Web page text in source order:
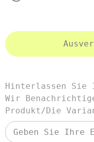
Hinterlassen Sie
Wir
Produkt/die